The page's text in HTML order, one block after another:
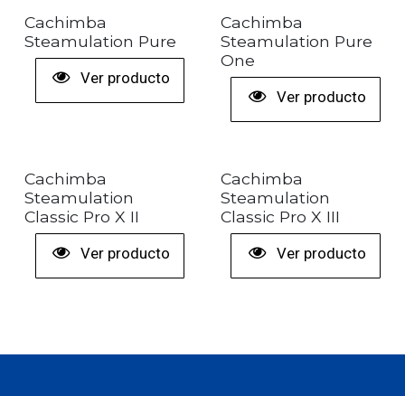
+ COLORES
Cachimba
Steamulation Pure
Ver producto
+ COLORES
Cachimba
Steamulation Pure
One
Ver producto
Cachimba
Steamulation
Classic Pro X II
Ver producto
+ COLORES
Cachimba
Steamulation
Classic Pro X III
Ver producto